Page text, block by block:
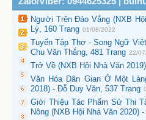
Người Trên Đảo Vắng (NXB
Lý, 160 Trang 01/08/2022
Tuyển Tập Thơ - Song Ngữ
Chu Văn Thắng, 481 Trang 22/
Trở Về (NXB Hội Nhà Văn
Văn Hóa Dân Gian Ở Một
2018) - Đỗ Duy Văn, 537 Trang
Giới Thiệu Tác Phẩm Sử Thi
Nông (NXB Hội Nhà Văn 2020)